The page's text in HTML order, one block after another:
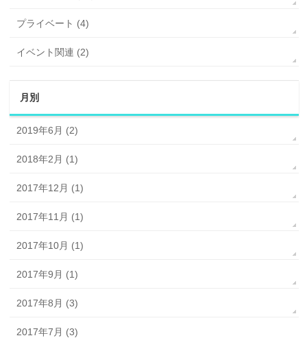
プライベート (4)
イベント関連 (2)
月別
2019年6月 (2)
2018年2月 (1)
2017年12月 (1)
2017年11月 (1)
2017年10月 (1)
2017年9月 (1)
2017年8月 (3)
2017年7月 (3)